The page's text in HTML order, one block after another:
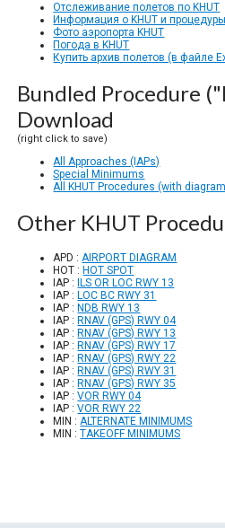
Отслеживание полетов по KHUT
Информация о KHUT и
Фото аэропорта KHUT
Погода в KHUT
Купить архив полетов (в файле
Bundled Procedure
Download
(right click to save)
All Approaches (IAPs)
Special Minimums
All KHUT Procedures (with
Other KHUT
APD :AIRPORT DIAGRAM
HOT : HOT SPOT
IAP :
ILS OR LOC RWY 13
IAP : LOC BC RWY 31
IAP : NDB RWY 13
IAP : RNAV (GPS) RWY 04
IAP : RNAV (GPS) RWY 13
IAP : RNAV (GPS) RWY 17
IAP : RNAV (GPS) RWY 22
IAP : RNAV (GPS) RWY 31
IAP : RNAV (GPS) RWY 35
IAP :VOR RWY 04
IAP :VOR RWY 22
MIN :ALTERNATE MINIMUMS
MIN :TAKEOFF MINIMUMS